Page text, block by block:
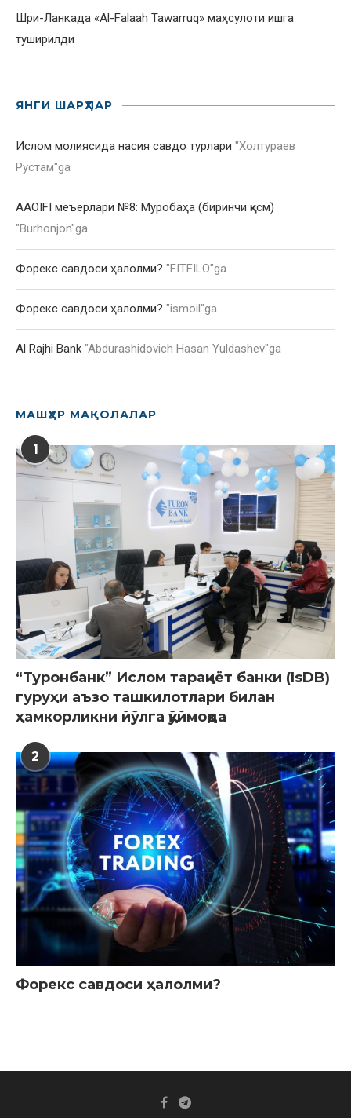
Шри-Ланкада «Al-Falaah Tawarruq» маҳсулоти ишга
туширилди
ЯНГИ ШАРҲЛАР
Ислом молиясида насия савдо турлари "Холтураев
Рустам"ga
AAOIFI меъёрлари №8: Муробаҳа (биринчи қисм)
"Burhonjon"ga
Форекс савдоси ҳалолми? "FITFILO"ga
Форекс савдоси ҳалолми? "ismoil"ga
Al Rajhi Bank "Abdurashidovich Hasan Yuldashev"ga
МАШҲУР МАҚОЛАЛАР
1
“Туронбанк” Ислом тараққиёт банки (IsDB)
гуруҳи аъзо ташкилотлари билан
ҳамкорликни йўлга қўймоқда
2
Форекс савдоси ҳалолми?